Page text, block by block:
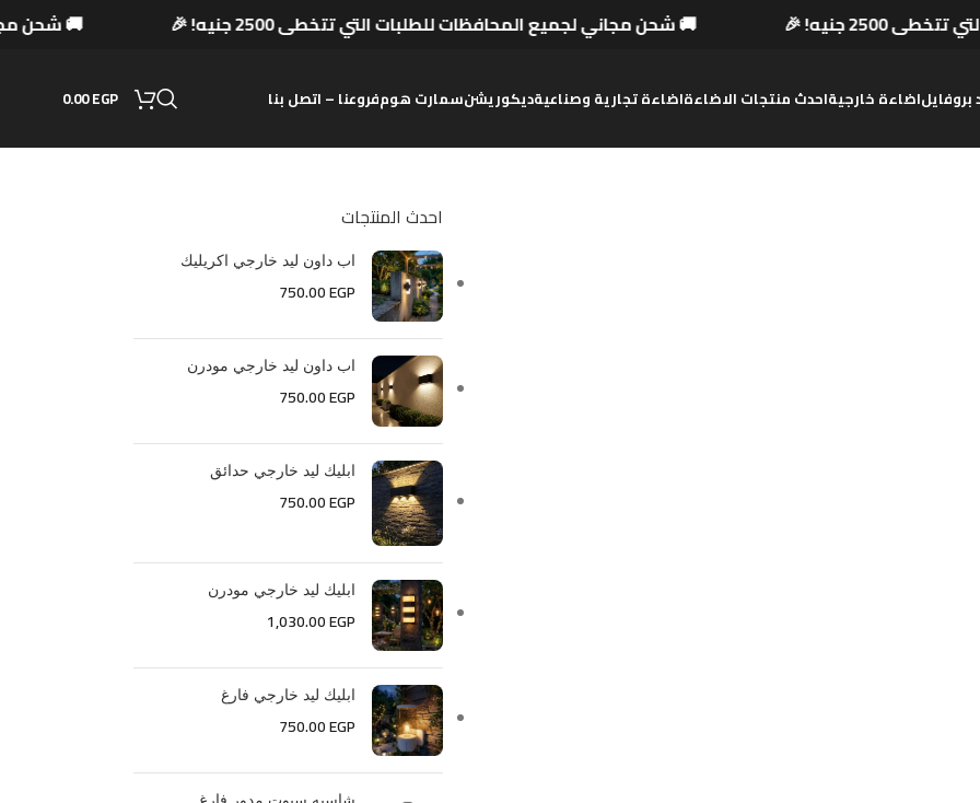
تتخطى 2500 جنيه! 🎉 🚚 شحن مجاني لجميع المحافظات للطلبات التي تتخطى 2500 جنيه! 🎉 🚚
بروفايلاضاءة خارجيةاحدث منتجات الاضاءةاضاءة تجارية وصناعيةديكوريشنسمارت هومفروعنا – اتصل بنا 0.00EGP
احدث المنتجات
اب داون ليد خارجي اكريليك
750.00EGP
اب داون ليد خارجي مودرن
750.00EGP
ابليك ليد خارجي حدائق
750.00EGP
ابليك ليد خارجي مودرن
1,030.00EGP
ابليك ليد خارجي فارغ
750.00EGP